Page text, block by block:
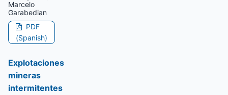
Marcelo
Garabedian
PDF
(Spanish)
Explotaciones
mineras
intermitentes